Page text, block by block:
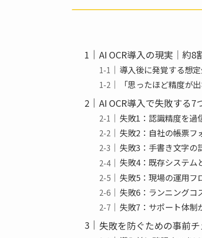
e
o
er
AI OCR導入の現実｜約
導入後に発覚する想
「思ったほど精度が
AI OCR導入で失敗する7
失敗1：認識精度を過
失敗2：自社の帳票フ
失敗3：手書き文字の
失敗4：既存システム
失敗5：現場の運用フ
失敗6：ランニングコ
失敗7：サポート体制
失敗を防ぐための事前